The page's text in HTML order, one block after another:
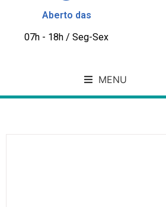
Aberto das
07h - 18h / Seg-Sex
MENU